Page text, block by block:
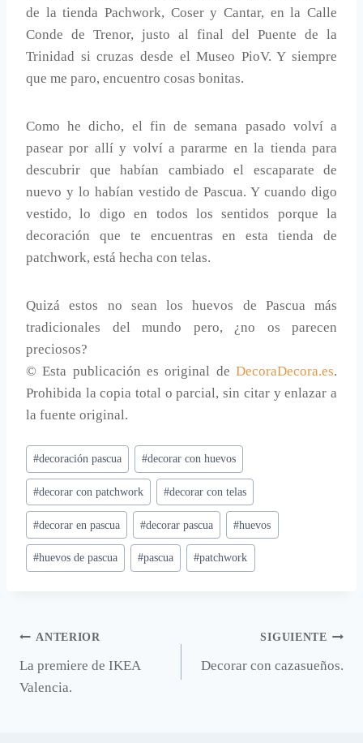
de la tienda Pachwork, Coser y Cantar, en la Calle
Conde de Trenor, justo al final del Puente de la
Trinidad si cruzas desde el Museo PioV. Y siempre
que me paro, encuentro cosas bonitas.
Como he dicho, el fin de semana pasado volví a
pasear por allí y volví a pararme en la tienda para
descubrir que habían cambiado el escaparate de
nuevo y lo habían vestido de Pascua. Y cuando digo
vestido, lo digo en todos los sentidos porque la
decoración que te encuentras en esta tienda de
patchwork, está hecha con telas.
Quizá estos no sean los huevos de Pascua más
tradicionales del mundo pero, ¿no os parecen
preciosos?
© Esta publicación es original de DecoraDecora.es.
Prohibida la copia total o parcial, sin citar y enlazar a
la fuente original.
Etiquetas
de
la
entrada:
#decoración pascua #decorar con huevos
#decorar con patchwork #decorar con telas
#decorar en pascua #decorar pascua #huevos
#huevos de pascua #pascua #patchwork
Navegación
de
ANTERIOR
La premiere de IKEA
Valencia.
SIGUIENTE
Decorar con cazasueños.